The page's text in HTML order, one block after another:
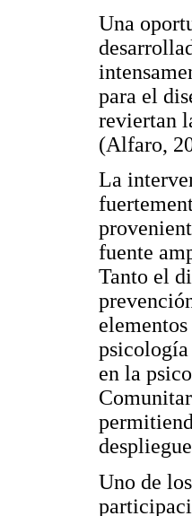
Una
para el
reviertan
(Alfaro,
La
fuente
Tanto el
en la
Uno de